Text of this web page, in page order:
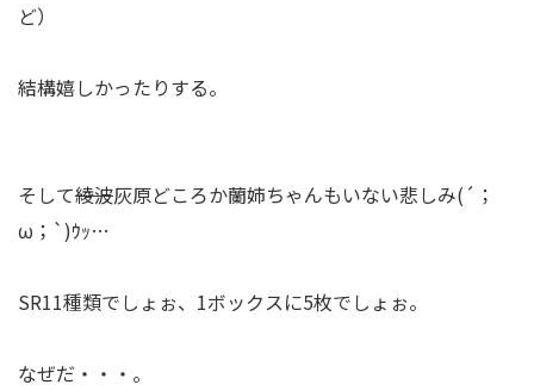
ど）
結構嬉しかったりする。
そして綾波灰原どころか蘭姉ちゃんもいない悲しみ(´；
ω；`)ｳｯ…
SR11種類でしょぉ、1ボックスに5枚でしょぉ。
なぜだ・・・。